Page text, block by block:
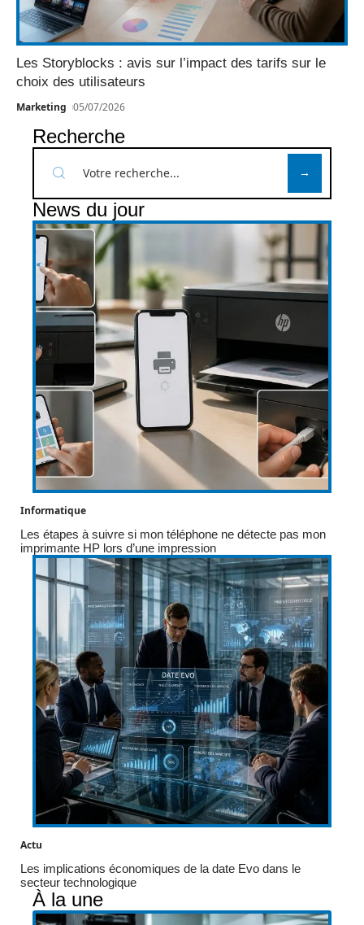
Les Storyblocks : avis sur l’impact des tarifs sur le
choix des utilisateurs
Marketing 05/07/2026
Recherche
News du jour
Informatique
Les étapes à suivre si mon téléphone ne détecte pas mon
imprimante HP lors d’une impression
Actu
Les implications économiques de la date Evo dans le
secteur technologique
À la une